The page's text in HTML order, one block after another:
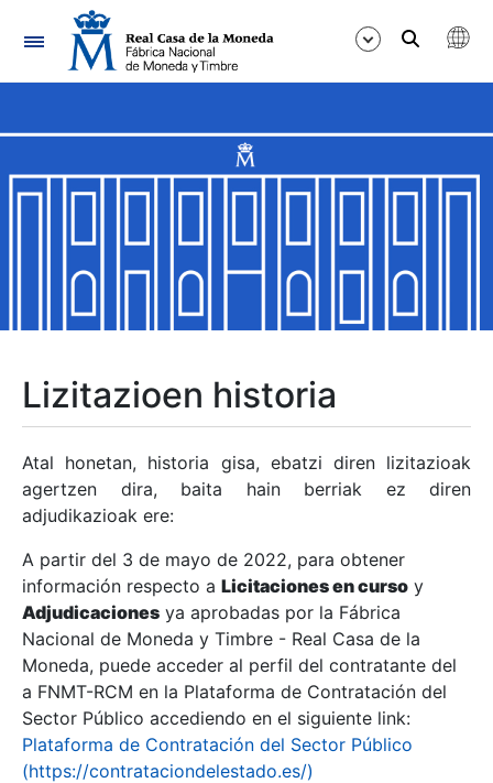
Nabigazioa
Erakutsi/Ezkutatu
Erakutsi/Ezkutatu
Erakutsi/Ezkutatu
Erakutsi/Ezkutatu
Erakutsi/Ezkutatu
Erakutsi/Ezkutatu
Erakutsi/Ezkutatu
Lizitazioen historia
Atal honetan, historia gisa, ebatzi diren lizitazioak
agertzen dira, baita hain berriak ez diren
adjudikazioak ere:
A partir del 3 de mayo de 2022, para obtener
información respecto a Licitaciones en curso y
Adjudicaciones ya aprobadas por la Fábrica
Nacional de Moneda y Timbre - Real Casa de la
Moneda, puede acceder al perfil del contratante del
a FNMT-RCM en la Plataforma de Contratación del
Sector Público accediendo en el siguiente link:
Plataforma de Contratación del Sector Público
(https://contrataciondelestado.es/)